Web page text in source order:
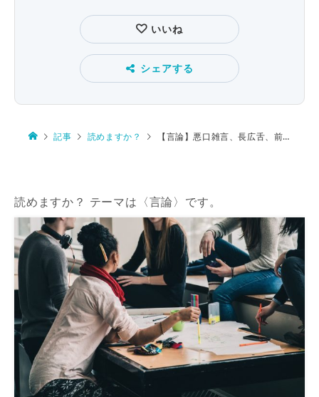
いいね
シェアする
記事 読めますか？ 【言論】悪口雑言、長広舌、前言を翻す、論う、喧々囂々
読めますか？ テーマは〈言論〉です。